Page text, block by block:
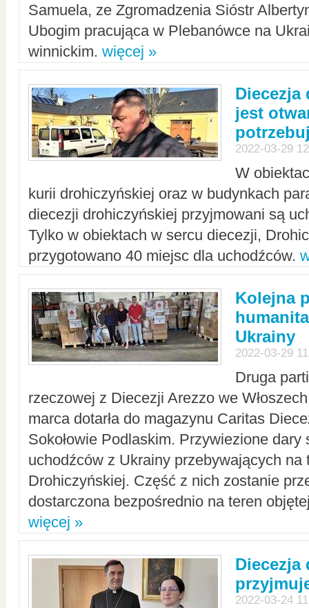
Samuela, ze Zgromadzenia Sióstr
Ubogim pracująca w Plebanówce na
winnickim. więcej »
Diecezja
jest
2022-03-29
W
kurii drohiczyńskiej oraz w budynkach
diecezji drohiczyńskiej przyjmowani są
Tylko w obiektach w sercu diecezji,
przygotowano 40 miejsc dla uchodźców.
Kolejna
Ukrainy
2022-03-29
Druga
rzeczowej z Diecezji Arezzo we
marca dotarła do magazynu Caritas
Sokołowie Podlaskim. Przywiezione dary
uchodźców z Ukrainy przebywających na
Drohiczyńskiej. Część z nich zostanie
dostarczona bezpośrednio na teren
więcej »
Diecezja
2022-03-24